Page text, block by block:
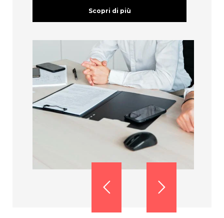
Scopri di più